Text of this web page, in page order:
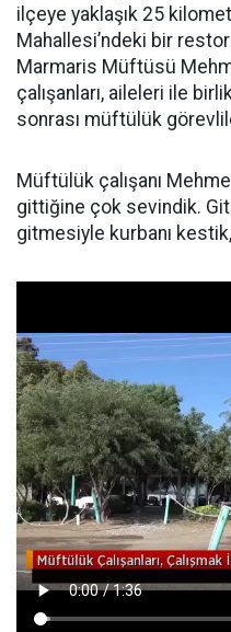
ilçeye yaklaşık 25
Mahallesi’ndeki bir
Marmaris Müftüsü
çalışanları, aileleri ile
sonrası müftülük
Müftülük çalışanı
gittiğine çok sevindik.
gitmesiyle kurbanı